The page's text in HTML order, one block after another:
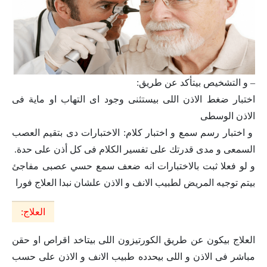
– و التشخيص بيتأكد عن طريق:
اختبار ضغط الاذن اللى بيستثنى وجود اى التهاب او ماية فى
الاذن الوسطى
و اختبار رسم سمع و اختبار كلام: الاختبارات دى بتقيم العصب
السمعى و مدى قدرتك على تفسير الكلام فى كل أذن على حدة.
و لو فعلا ثبت بالاختبارات انه ضعف سمع حسي عصبى مفاجئ
بيتم توجيه المريض لطبيب الانف و الاذن علشان نبدا العلاج فورا
العلاج:
العلاج بيكون عن طريق الكورتيزون اللى بيتاخد اقراص او حقن
مباشر فى الاذن و اللى بيحدده طبيب الانف و الاذن على حسب